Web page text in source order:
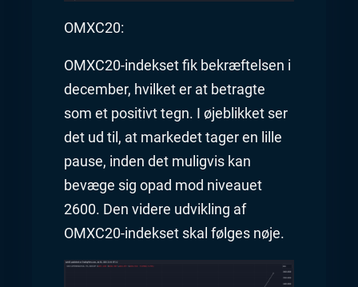
OMXC20:
OMXC20-indekset fik bekræftelsen i
december, hvilket er at betragte
som et positivt tegn. I øjeblikket ser
det ud til, at markedet tager en lille
pause, inden det muligvis kan
bevæge sig opad mod niveauet
2600. Den videre udvikling af
OMXC20-indekset skal følges nøje.